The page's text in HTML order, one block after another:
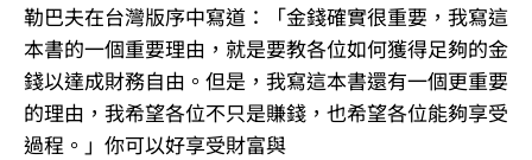
勒巴夫在台灣版序中寫道：「金錢確實很重要，我寫這
本書的一個重要理由，就是要教各位如何獲得足夠的金
錢以達成財務自由。但是，我寫這本書還有一個更重要
的理由，我希望各位不只是賺錢，也希望各位能夠享受
過程。」你可以好享受財富與